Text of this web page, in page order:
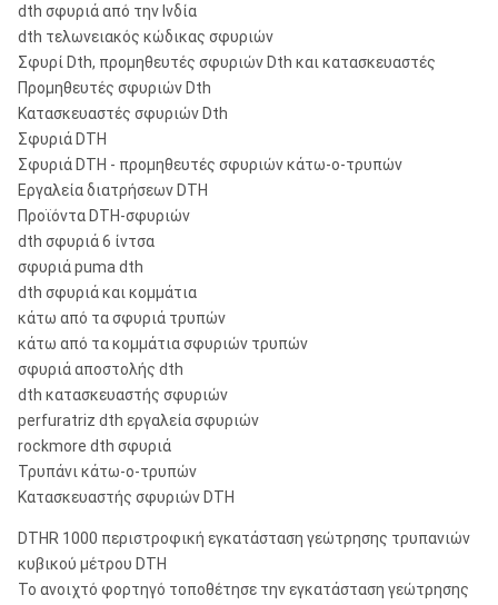
dth σφυριά από την Ινδία
dth τελωνειακός κώδικας σφυριών
Σφυρί Dth, προμηθευτές σφυριών Dth και κατασκευαστές
Προμηθευτές σφυριών Dth
Κατασκευαστές σφυριών Dth
Σφυριά DTH
Σφυριά DTH - προμηθευτές σφυριών κάτω-ο-τρυπών
Εργαλεία διατρήσεων DTH
Προϊόντα DTH-σφυριών
dth σφυριά 6 ίντσα
σφυριά puma dth
dth σφυριά και κομμάτια
κάτω από τα σφυριά τρυπών
κάτω από τα κομμάτια σφυριών τρυπών
σφυριά αποστολής dth
dth κατασκευαστής σφυριών
perfuratriz dth εργαλεία σφυριών
rockmore dth σφυριά
Τρυπάνι κάτω-ο-τρυπών
Κατασκευαστής σφυριών DTH
DTHR 1000 περιστροφική εγκατάσταση γεώτρησης τρυπανιών
κυβικού μέτρου DTH
Το ανοιχτό φορτηγό τοποθέτησε την εγκατάσταση γεώτρησης